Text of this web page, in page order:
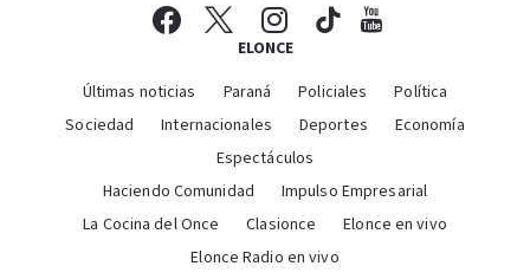
ELONCE
Últimas noticias Paraná Policiales
Política
Sociedad
Internacionales Deportes
Economía
Espectáculos
Haciendo Comunidad
Impulso Empresarial
La Cocina del Once
Clasionce
Elonce en vivo
Elonce Radio en vivo